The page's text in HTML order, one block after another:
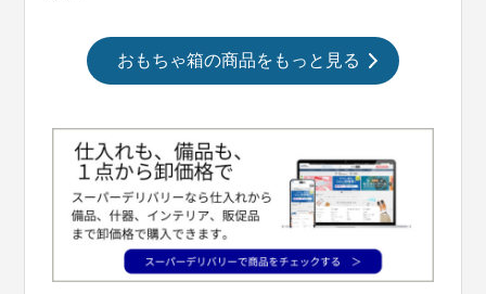
おもちゃ箱の商品をもっと見る